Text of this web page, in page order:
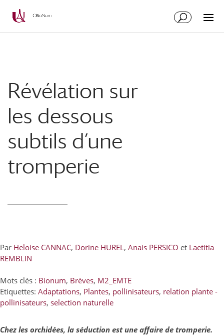
Révélation sur
les dessous
subtils d’une
tromperie
Par Heloise CANNAC, Dorine HUREL, Anais PERSICO et Laetitia
REMBLIN
Mots clés : Bionum, Brèves, M2_EMTE
Etiquettes: Adaptations, Plantes, pollinisateurs, relation plante -
pollinisateurs, selection naturelle
Chez les orchidées, la séduction est une affaire de tromperie.